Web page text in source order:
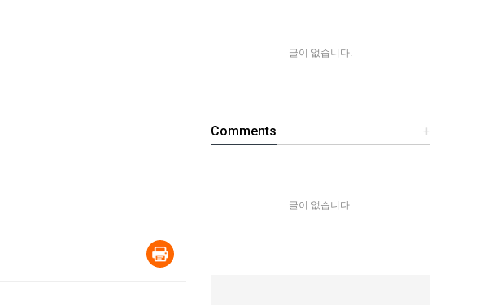
글이 없습니다.
+
Comments
글이 없습니다.